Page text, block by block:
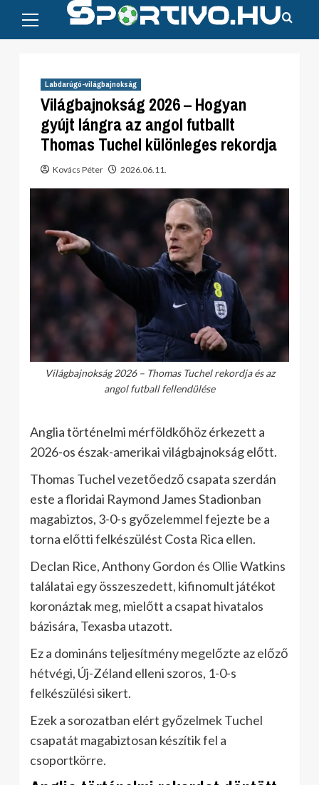
content
Menu
Labdarúgó-világbajnokság
Világbajnokság 2026 – Hogyan
gyújt lángra az angol futballt
Thomas Tuchel különleges rekordja
Kovács Péter 2026.06.11.
Világbajnokság 2026 – Thomas Tuchel rekordja és az
angol futball fellendülése
Anglia történelmi mérföldkőhöz érkezett a
2026-os észak-amerikai világbajnokság előtt.
Thomas Tuchel vezetőedző csapata szerdán
este a floridai Raymond James Stadionban
magabiztos, 3-0-s győzelemmel fejezte be a
torna előtti felkészülést Costa Rica ellen.
Declan Rice, Anthony Gordon és Ollie Watkins
találatai egy összeszedett, kifinomult játékot
koronáztak meg, mielőtt a csapat hivatalos
bázisára, Texasba utazott.
Ez a domináns teljesítmény megelőzte az előző
hétvégi, Új-Zéland elleni szoros, 1-0-s
felkészülési sikert.
Ezek a sorozatban elért győzelmek Tuchel
csapatát magabiztosan készítik fel a
csoportkörre.